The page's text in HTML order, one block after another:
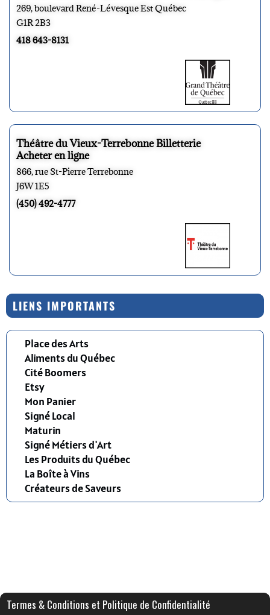
269, boulevard René-Lévesque Est Québec
G1R 2B3
418 643-8131
Théâtre du Vieux-Terrebonne Billetterie
Acheter en ligne
866, rue St-Pierre Terrebonne
J6W 1E5
(450) 492-4777
LIENS IMPORTANTS
Place des Arts
Aliments du Québec
Cité Boomers
Etsy
Mon Panier
Signé Local
Maturin
Signé Métiers d'Art
Les Produits du Québec
La Boîte à Vins
Créateurs de Saveurs
Termes & Conditions et Politique de Confidentialité